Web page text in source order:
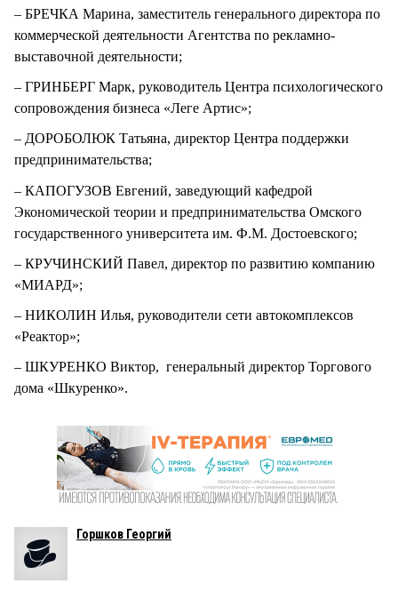
– БРЕЧКА Марина, заместитель генерального директора по
коммерческой деятельности Агентства по рекламно-
выставочной деятельности;
– ГРИНБЕРГ Марк, руководитель Центра психологического
сопровождения бизнеса «Леге Артис»;
– ДОРОБОЛЮК Татьяна, директор Центра поддержки
предпринимательства;
– КАПОГУЗОВ Евгений, заведующий кафедрой
Экономической теории и предпринимательства Омского
государственного университета им. Ф.М. Достоевского;
– КРУЧИНСКИЙ Павел, директор по развитию компанию
«МИАРД»;
– НИКОЛИН Илья, руководители сети автокомплексов
«Реактор»;
– ШКУРЕНКО Виктор, генеральный директор Торгового
дома «Шкуренко».
Горшков Георгий